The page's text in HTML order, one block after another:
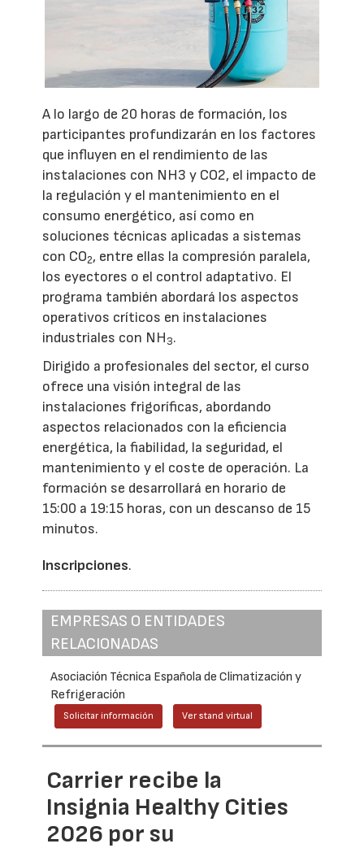
A lo largo de 20 horas de formación, los
participantes profundizarán en los factores
que influyen en el rendimiento de las
instalaciones con NH3 y CO2, el impacto de
la regulación y el mantenimiento en el
consumo energético, así como en
soluciones técnicas aplicadas a sistemas
con CO2, entre ellas la compresión paralela,
los eyectores o el control adaptativo. El
programa también abordará los aspectos
operativos críticos en instalaciones
industriales con NH3.
Dirigido a profesionales del sector, el curso
ofrece una visión integral de las
instalaciones frigoríficas, abordando
aspectos relacionados con la eficiencia
energética, la fiabilidad, la seguridad, el
mantenimiento y el coste de operación. La
formación se desarrollará en horario de
15:00 a 19:15 horas, con un descanso de 15
minutos.
Inscripciones.
EMPRESAS O ENTIDADES
RELACIONADAS
Asociación Técnica Española de Climatización y
Refrigeración
Solicitar información Ver stand virtual
Carrier recibe la
Insignia Healthy Cities
2026 por su